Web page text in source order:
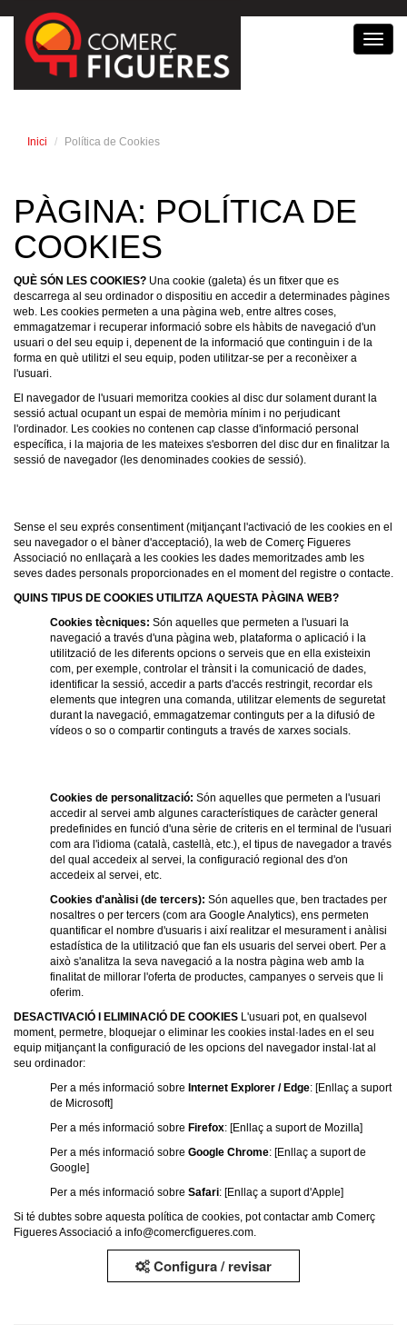
Inici Política de Cookies
PÀGINA: POLÍTICA DE
COOKIES
QUÈ SÓN LES COOKIES? Una cookie (galeta) és un fitxer que es
descarrega al seu ordinador o dispositiu en accedir a determinades pàgines
web. Les cookies permeten a una pàgina web, entre altres coses,
emmagatzemar i recuperar informació sobre els hàbits de navegació d'un
usuari o del seu equip i, depenent de la informació que continguin i de la
forma en què utilitzi el seu equip, poden utilitzar-se per a reconèixer a
l'usuari.
El navegador de l'usuari memoritza cookies al disc dur solament durant la
sessió actual ocupant un espai de memòria mínim i no perjudicant
l'ordinador. Les cookies no contenen cap classe d'informació personal
específica, i la majoria de les mateixes s'esborren del disc dur en finalitzar la
sessió de navegador (les denominades cookies de sessió).
Sense el seu exprés consentiment (mitjançant l'activació de les cookies en el
seu navegador o el bàner d'acceptació), la web de Comerç Figueres
Associació no enllaçarà a les cookies les dades memoritzades amb les
seves dades personals proporcionades en el moment del registre o contacte.
QUINS TIPUS DE COOKIES UTILITZA AQUESTA PÀGINA WEB?
Cookies tècniques: Són aquelles que permeten a l'usuari la
navegació a través d'una pàgina web, plataforma o aplicació i la
utilització de les diferents opcions o serveis que en ella existeixin
com, per exemple, controlar el trànsit i la comunicació de dades,
identificar la sessió, accedir a parts d'accés restringit, recordar els
elements que integren una comanda, utilitzar elements de seguretat
durant la navegació, emmagatzemar continguts per a la difusió de
vídeos o so o compartir continguts a través de xarxes socials.
Cookies de personalització: Són aquelles que permeten a l'usuari
accedir al servei amb algunes característiques de caràcter general
predefinides en funció d'una sèrie de criteris en el terminal de l'usuari
com ara l'idioma (català, castellà, etc.), el tipus de navegador a través
del qual accedeix al servei, la configuració regional des d'on
accedeix al servei, etc.
Cookies d'anàlisi (de tercers): Són aquelles que, ben tractades per
nosaltres o per tercers (com ara Google Analytics), ens permeten
quantificar el nombre d'usuaris i així realitzar el mesurament i anàlisi
estadística de la utilització que fan els usuaris del servei obert. Per a
això s'analitza la seva navegació a la nostra pàgina web amb la
finalitat de millorar l'oferta de productes, campanyes o serveis que li
oferim.
DESACTIVACIÓ I ELIMINACIÓ DE COOKIES L'usuari pot, en qualsevol
moment, permetre, bloquejar o eliminar les cookies instal·lades en el seu
equip mitjançant la configuració de les opcions del navegador instal·lat al
seu ordinador:
Per a més informació sobre Internet Explorer / Edge: [Enllaç a suport
de Microsoft]
Per a més informació sobre Firefox: [Enllaç a suport de Mozilla]
Per a més informació sobre Google Chrome: [Enllaç a suport de
Google]
Per a més informació sobre Safari: [Enllaç a suport d'Apple]
Si té dubtes sobre aquesta política de cookies, pot contactar amb Comerç
Figueres Associació a info@comercfigueres.com.
Configura / revisar